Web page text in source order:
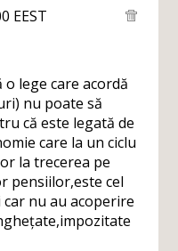
EEST
lege care acordă
nu poate să
că este legată de
care la un ciclu
la trecerea pe
pensiilor,este cel
nu au acoperire